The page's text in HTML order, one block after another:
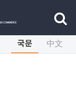
국문 中文